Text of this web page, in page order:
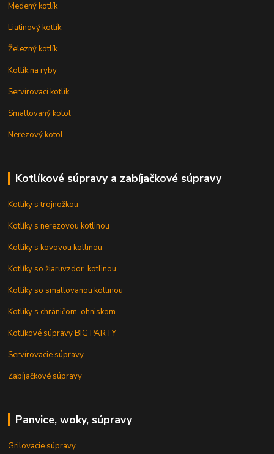
Medený kotlík
Liatinový kotlík
Železný kotlík
Kotlík na ryby
Servírovací kotlík
Smaltovaný kotol
Nerezový kotol
Kotlíkové súpravy a zabíjačkové súpravy
Kotlíky s trojnožkou
Kotlíky s nerezovou kotlinou
Kotlíky s kovovou kotlinou
Kotlíky so žiaruvzdor. kotlinou
Kotlíky so smaltovanou kotlinou
Kotlíky s chráničom, ohniskom
Kotlíkové súpravy BIG PARTY
Servírovacie súpravy
Zabíjačkové súpravy
Panvice, woky, súpravy
Grilovacie súpravy